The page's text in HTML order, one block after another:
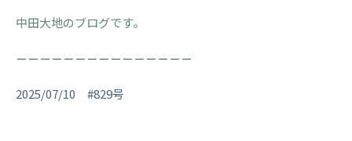
中田大地のブログです。
－－－－－－－－－－－－－－－
2025/07/10 #829号